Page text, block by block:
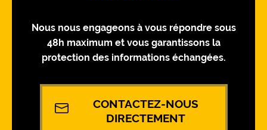
Nous nous engageons à vous répondre sous
48h maximum et vous garantissons la
protection des informations échangées.
CONTACTEZ-NOUS
DIRECTEMENT